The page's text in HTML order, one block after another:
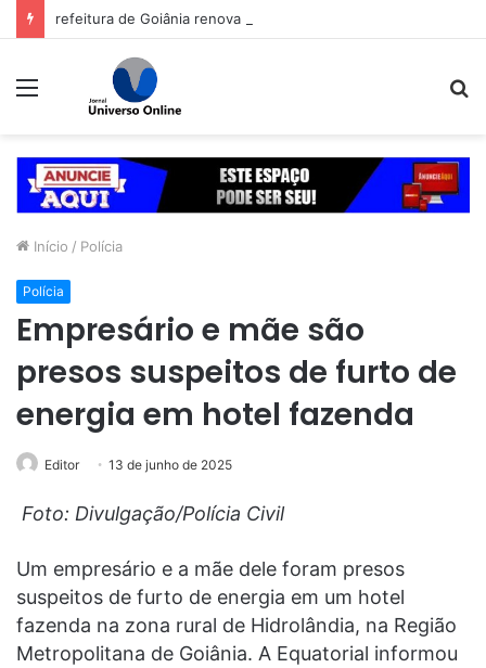
Menu
Início / Polícia
Polícia
Empresário e mãe são
presos suspeitos de furto de
energia em hotel fazenda
Editor 13 de junho de 2025
Foto: Divulgação/Polícia Civil
Um empresário e a mãe dele foram presos
suspeitos de furto de energia em um hotel
fazenda na zona rural de Hidrolândia, na Região
Metropolitana de Goiânia. A Equatorial informou